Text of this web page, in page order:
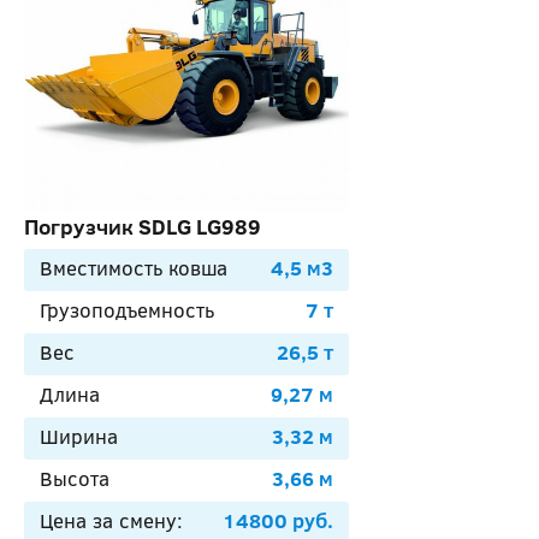
Погрузчик SDLG LG989
Вместимость ковша
4,5 м3
Грузоподъемность
7 т
Вес
26,5 т
Длина
9,27 м
Ширина
3,32 м
Высота
3,66 м
Цена за смену:
14800 руб.